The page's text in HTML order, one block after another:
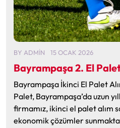
BY ADMIN 15 OCAK 2026
Bayrampaşa 2. El
Bayrampaşa İkinci El Palet
Palet, Bayrampaşa’da uzun
firmamız, ikinci el palet alım
ekonomik çözümler